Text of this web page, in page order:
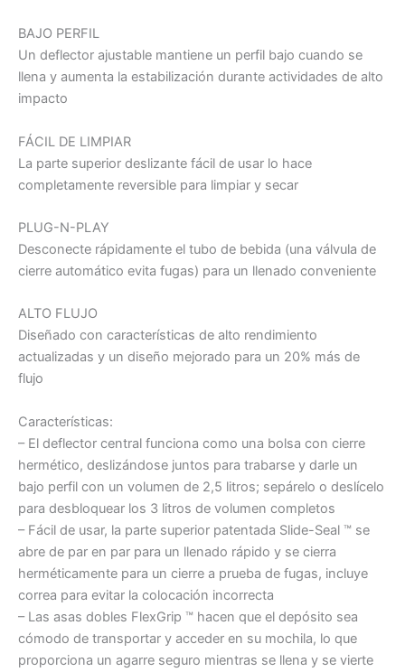
BAJO PERFIL
Un deflector ajustable mantiene un perfil bajo cuando se
llena y aumenta la estabilización durante actividades de alto
impacto
FÁCIL DE LIMPIAR
La parte superior deslizante fácil de usar lo hace
completamente reversible para limpiar y secar
PLUG-N-PLAY
Desconecte rápidamente el tubo de bebida (una válvula de
cierre automático evita fugas) para un llenado conveniente
ALTO FLUJO
Diseñado con características de alto rendimiento
actualizadas y un diseño mejorado para un 20% más de
flujo
Características:
– El deflector central funciona como una bolsa con cierre
hermético, deslizándose juntos para trabarse y darle un
bajo perfil con un volumen de 2,5 litros; sepárelo o deslícelo
para desbloquear los 3 litros de volumen completos
– Fácil de usar, la parte superior patentada Slide-Seal ™ se
abre de par en par para un llenado rápido y se cierra
herméticamente para un cierre a prueba de fugas, incluye
correa para evitar la colocación incorrecta
– Las asas dobles FlexGrip ™ hacen que el depósito sea
cómodo de transportar y acceder en su mochila, lo que
proporciona un agarre seguro mientras se llena y se vierte